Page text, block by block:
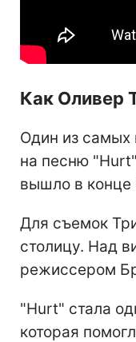
Как Оливер
Один из самых
на песню
вышло в конце
Для съемок
столицу. Над
режиссером
"Hurt" стала
которая